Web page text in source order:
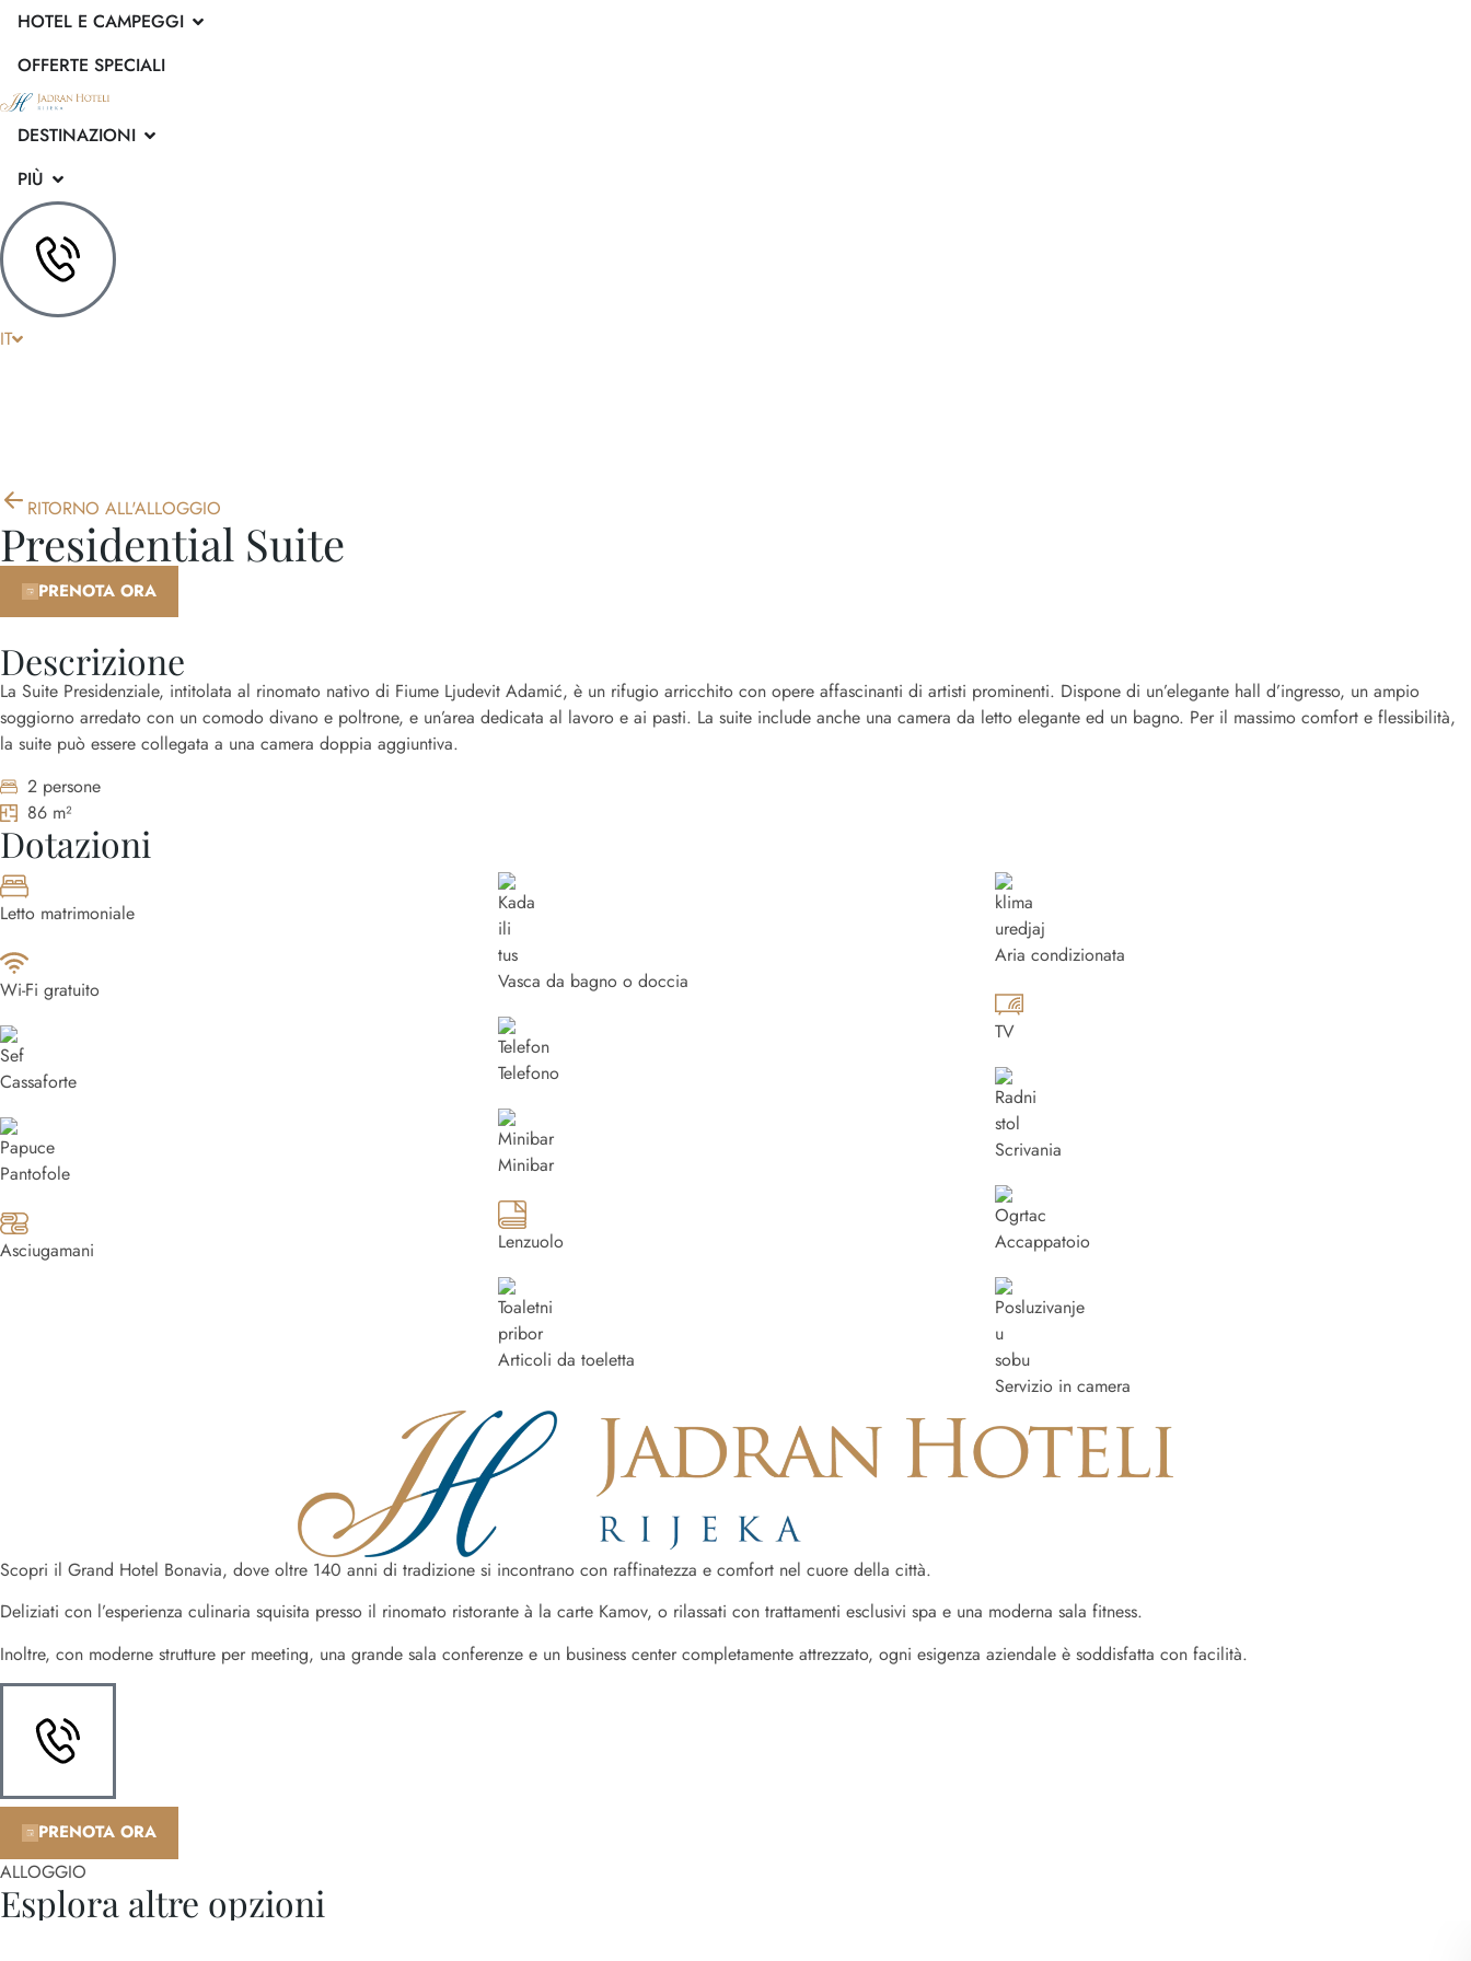
HOTEL E CAMPEGGI
OFFERTE SPECIALI
DESTINAZIONI
PIÙ
IT
HR
EN
DE
RITORNO ALL'ALLOGGIO
Presidential Suite
PRENOTA ORA
Descrizione
La Suite Presidenziale, intitolata al rinomato nativo di Fiume Ljudevit Adamić, è un rifugio arricchito con opere affascinanti di artisti prominenti. Dispone di un’elegante hall d’ingresso, un ampio
soggiorno arredato con un comodo divano e poltrone, e un’area dedicata al lavoro e ai pasti. La suite include anche una camera da letto elegante ed un bagno. Per il massimo comfort e flessibilità,
la suite può essere collegata a una camera doppia aggiuntiva.
2 persone
86 m²
Dotazioni
Letto matrimoniale
Vasca da bagno o doccia
Aria condizionata
Wi-Fi gratuito
TV
Telefono
Cassaforte
Scrivania
Minibar
Pantofole
Accappatoio
Lenzuolo
Asciugamani
Articoli da toeletta
Servizio in camera
Scopri il Grand Hotel Bonavia, dove oltre 140 anni di tradizione si incontrano con raffinatezza e comfort nel cuore della città.
Deliziati con l’esperienza culinaria squisita presso il rinomato ristorante à la carte Kamov, o rilassati con trattamenti esclusivi spa e una moderna sala fitness.
Inoltre, con moderne strutture per meeting, una grande sala conferenze e un business center completamente attrezzato, ogni esigenza aziendale è soddisfatta con facilità.
PRENOTA ORA
ALLOGGIO
Esplora altre opzioni